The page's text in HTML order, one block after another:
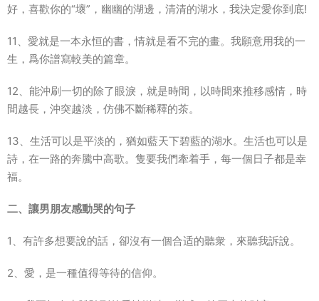
好，喜歡你的“壞”，幽幽的湖邊，清清的湖水，我決定愛你到底!
11、愛就是一本永恒的書，情就是看不完的畫。我願意用我的一
生，爲你譜寫較美的篇章。
12、能沖刷一切的除了眼淚，就是時間，以時間來推移感情，時
間越長，沖突越淡，仿佛不斷稀釋的茶。
13、生活可以是平淡的，猶如藍天下碧藍的湖水。生活也可以是
詩，在一路的奔騰中高歌。隻要我們牽着手，每一個日子都是幸
福。
二、讓男朋友感動哭的句子
1、有許多想要說的話，卻沒有一個合适的聽衆，來聽我訴說。
2、愛，是一種值得等待的信仰。